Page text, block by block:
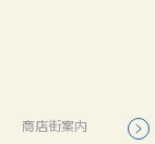
商店街案内